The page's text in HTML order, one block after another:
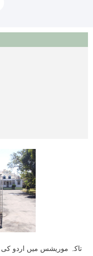
تاکہ موریشس میں اردو کی